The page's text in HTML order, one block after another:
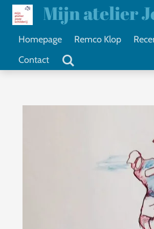
Ga
naar
Mijn atelier
Homepage Remco Klop
Contact